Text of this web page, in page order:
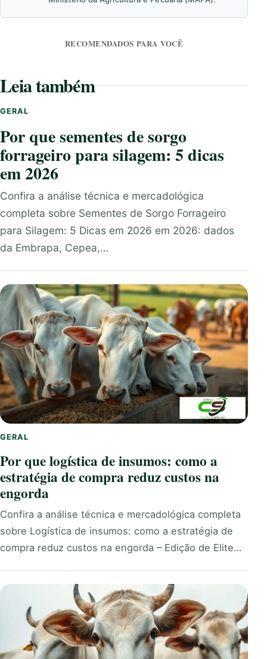
RECOMENDADOS PARA VOCÊ
Leia também
GERAL
Por que sementes de sorgo
forrageiro para silagem: 5 dicas
em 2026
Confira a análise técnica e mercadológica
completa sobre Sementes de Sorgo Forrageiro
para Silagem: 5 Dicas em 2026 em 2026: dados
da Embrapa, Cepea,…
GERAL
Por que logística de insumos: como a
estratégia de compra reduz custos na
engorda
Confira a análise técnica e mercadológica completa
sobre Logística de insumos: como a estratégia de
compra reduz custos na engorda – Edição de Elite…